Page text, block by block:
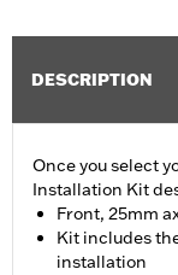
DESCRIPTION
Once you select
Installation Kit
Front, 25mm
Kit includes
installation